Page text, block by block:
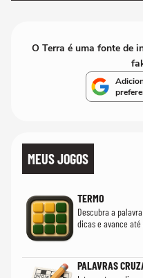
O Terra é uma fonte de
MEUS JOGOS
TERMO
Descubra a
dicas e avance
PALAVRAS